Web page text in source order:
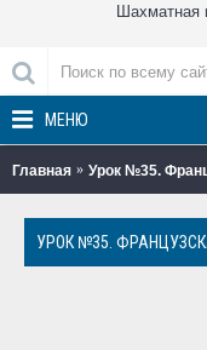
МЕНЮ
Главная Урок №35.
УРОК №35.